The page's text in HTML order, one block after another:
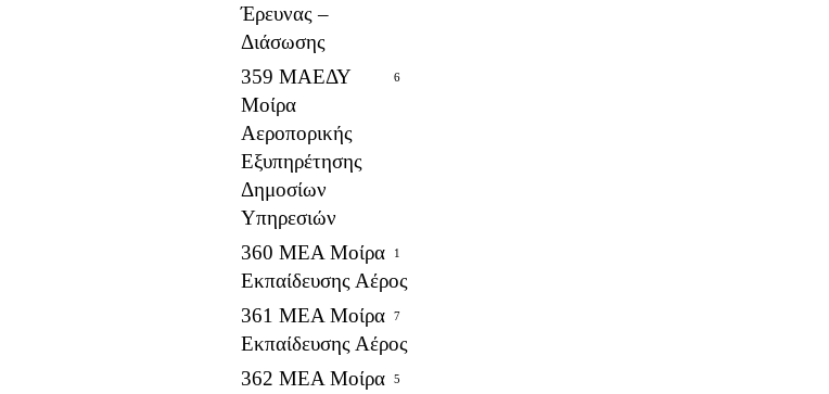
Έρευνας –
Διάσωσης
359 ΜΑΕΔΥ
Μοίρα
Αεροπορικής
Εξυπηρέτησης
Δημοσίων
Υπηρεσιών
6
360 ΜΕΑ Μοίρα
Εκπαίδευσης Αέρος
1
361 ΜΕΑ Μοίρα
Εκπαίδευσης Αέρος
7
362 ΜΕΑ Μοίρα
5